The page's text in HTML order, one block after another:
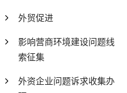
外贸促进
影响营商环境建设问题线
索征集
外资企业问题诉求收集办